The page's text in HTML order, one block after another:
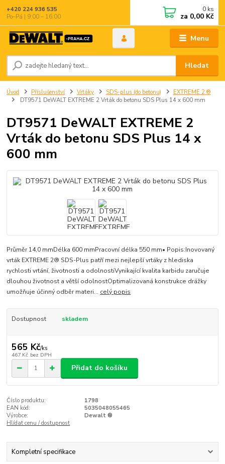
Menu
Hledat
+420 224 936 535
Po–Pá | 9:00 – 16:00
0 ks
za 0,00 Kč
Úvod Příslušenství Vrtáky SDS-plus (do betonu)
EXTREME 2 ®
DT9571 DeWALT EXTREME 2 Vrták do betonu SDS Plus 14 x 600 mm
DT9571 DeWALT EXTREME 2
Vrták do betonu SDS Plus 14 x
600 mm
Průměr 14,0 mmDélka 600 mmPracovní délka 550 mm• Popis:Inovovaný
vrták EXTREME 2® SDS-Plus patří mezi nejlepší vrtáky z hlediska
rychlosti vrtání, životnosti a odolnostiVynikající kvalita karbidu zaručuje
dlouhou životnost a větší odolnostOptimalizovaná konstrukce drážky
umožňuje účinný odběr materi... celý popis
Dostupnost skladem
565 Kč/ks
467 Kč bez DPH
Přidat do košíku
Číslo produktu:
1798
EAN kód:
5035048055465
Výrobce:
Dewalt ®
Hlídat cenu / dostupnost
Kompletní specifikace